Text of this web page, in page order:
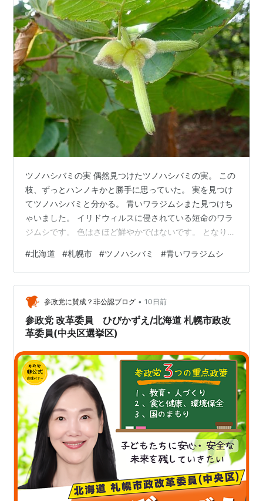
スポーツチーム
コンサドーレ札幌http://www.consadole-
sapporo.jp/
北海道日本ハムファイターズ
http://www.fighters.co.jp/
札幌ポラリス
http://www.sapporo-polaris.com/
JR北海道
函館本線（ほしみ…札幌駅…森林公園）
千歳線（白石…上野幌）
学園都市線（札沼線、桑園…あいの里公園）
札幌市交通局
地下鉄東西線
地下鉄東豊線
札幌市電
バス
JR北海道バス
北海道中央バス
じょうてつ
ばんけい観光バス（路線バスを運行）
高速道路
道央自動車道
札樽自動車道
航空
北海道国際航空（エア・ドゥ）(乗り場が遠いの
ツノハシバミの実 偶然見つけたツノハシバミの実。 この
枝、ずっとハンノキかと勝手に思っていた。 実を見つけ
てツノハシバミと分かる。 青いワラジムシまた見つけち
ゃいました。 イリドウィルスに侵されている短命のワラ
ジムシです。 色はさほど鮮やかではないです。 となりに
カミキリ 広葉樹の枯れ枝に張り付く５ｍｍくらいのケシ
カミキリ。 良く見かけます。 お尻に紋がある艶々のアリ
さん。 可愛いです(〃艸〃)ﾑﾌｯ （撮影：2026年7月 北海
道） 本日は当ブログにご訪問下さりありがとうございま
す。また明日もどうぞ、宜しくお願い致します ・・・
v(｡･ω･…
#北海道 #札幌市 #ツノハシバミ #青いワラジムシ
参政党に賛成？非公認ブログ • 10日前
参政党 改革委員 ひびかずえ/北海道 札幌市政改
革委員(中央区選挙区)